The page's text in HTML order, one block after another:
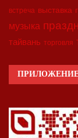
встреча выставка
музыка
тайвань торговля